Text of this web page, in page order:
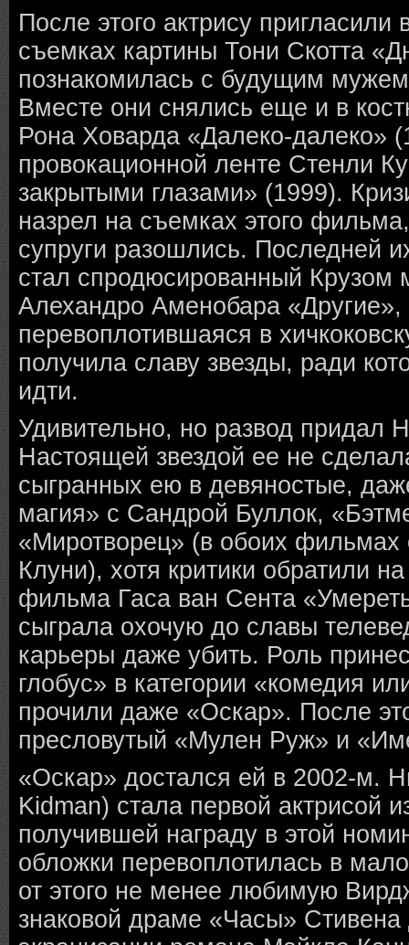
После этого актрису пригласили
съемках картины Тони Скотта
познакомилась с будущим
Вместе они снялись еще и в
Рона Ховарда «Далеко-далеко»
провокационной ленте Стенли
закрытыми глазами» (1999).
назрел на съемках этого
супруги разошлись. Последней
стал спродюсированный Крузом
Алехандро Аменобара «Другие»,
перевоплотившаяся в
получила славу звезды, ради
идти.
Удивительно, но развод придал
Настоящей звездой ее не
сыгранных ею в девяностые,
магия» с Сандрой Буллок,
«Миротворец» (в обоих
Клуни), хотя критики обратили
фильма Гаса ван Сента
сыграла охочую до славы
карьеры даже убить. Роль
глобус» в категории «комедия
прочили даже «Оскар». После
пресловутый «Мулен Руж» и
«Оскар» достался ей в 2002-м.
Kidman) стала первой актрисой
получившей награду в этой
обложки перевоплотилась в
от этого не менее любимую
знаковой драме «Часы»